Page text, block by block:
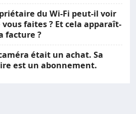
du Wi-Fi peut-il voir
vous faites ? Et cela apparaît-
facture ?
était un achat. Sa
est un abonnement.